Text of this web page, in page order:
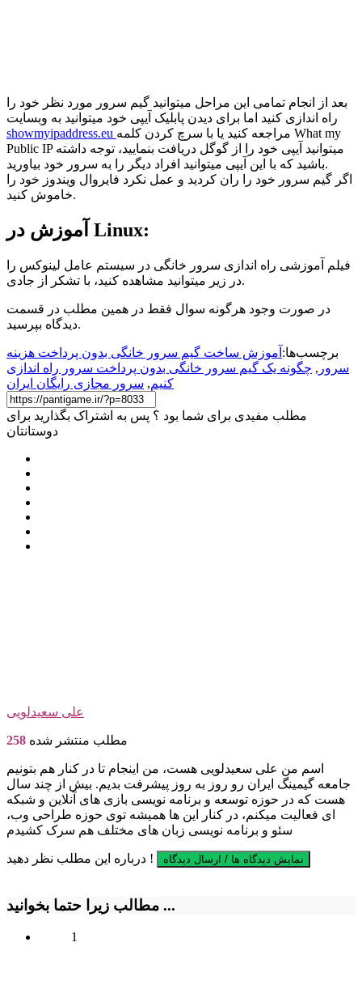
بعد از انجام تمامی این مراحل میتوانید گیم سرور مورد نظر خود را
راه اندازی کنید اما برای دیدن پابلیک آیپی خود میتوانید به وبسایت
showmyipaddress.eu مراجعه کنید یا با سرچ کردن کلمه What my
Public IP میتوانید آیپی خود را از گوگل دریافت بنمایید، توجه داشته
باشید که با این آیپی میتوانید افراد دیگر را به سرور خود بیاورید.
اگر گیم سرور خود را ران کردید و عمل نکرد فایروال ویندوز خود را
خاموش کنید.
آموزش در Linux:
فیلم آموزشی راه اندازی سرور خانگی در سیستم عامل لینوکس را
در زیر میتوانید مشاهده کنید، با تشکر از جادی.
در صورت وجود هرگونه سوال فقط در همین مطلب در قسمت
دیدگاه بپرسید.
برچسب‌ها: آموزش ساخت گیم سرور خانگی بدون پرداخت هزینه
سرور , چگونه یک گیم سرور خانگی بدون پرداخت سرور راه اندازی
کنیم, سرور مجازی رایگان ایران
مطلب مفیدی برای شما بود ؟ پس به اشتراک بگذارید برای
دوستانتان
علی سعیدلویی
258 مطلب منتشر شده
اسم من علی سعیدلویی هست، من اینجام تا در کنار هم بتونیم
جامعه گیمینگ ایران رو روز به روز پیشرفت بدیم. بیش از چند سال
هست که در حوزه توسعه و برنامه نویسی بازی های آنلاین و شبکه
ای فعالیت میکنم، در کنار این ها همیشه توی حوزه طراحی وب،
سئو و برنامه نویسی زبان های مختلف هم سرک کشیدم
درباره این مطلب نظر دهید ! نمایش دیدگاه ها / ارسال دیدگاه
مطالب زیرا حتما بخوانید ...
1